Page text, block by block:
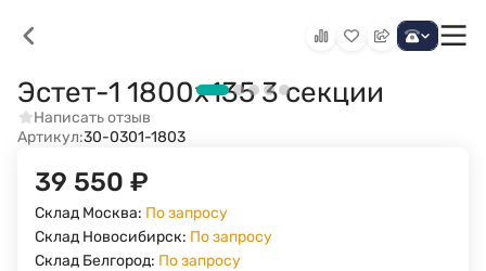
Эстет-1 1800х135 3 секции
Написать отзыв
Артикул:30-0301-1803
39 550 ₽
Склад Москва: По запросу
Склад Новосибирск: По запросу
Склад Белгород: По запросу